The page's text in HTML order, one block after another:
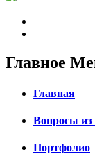
Главное
Главная
Вопросы из
Портфолио